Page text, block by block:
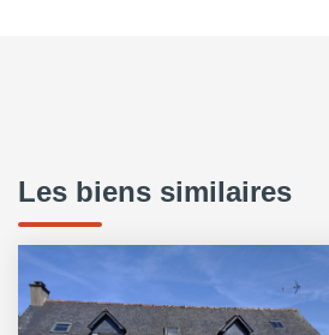
Les biens similaires